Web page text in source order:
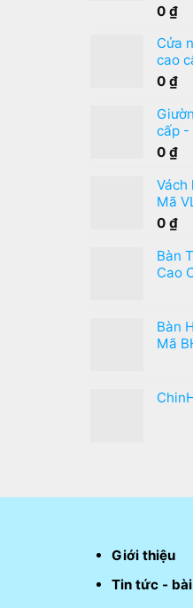
0 ₫
Cửa
cao
0 ₫
cấp -
0 ₫
Vách
Mã
0 ₫
Bàn
Cao
Bàn
Mã
Giới thiệu
Tin tức -